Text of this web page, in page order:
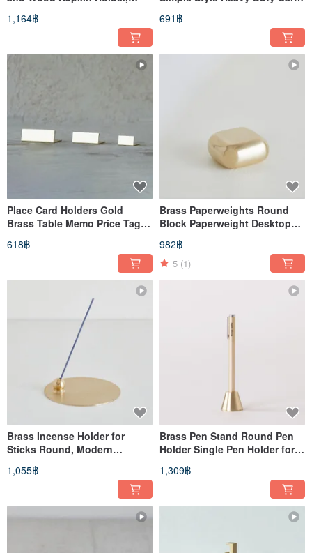
Standing Napkin Holders
1,164฿
Key Organizer
691฿
Place Card Holders Gold
Brass Table Memo Price Tags
Reception Party Photo
618฿
Brass Paperweights Round
Block Paperweight Desktop
Home Office Decoration, Gold
982฿
5 (1)
Brass Incense Holder for
Sticks Round, Modern
Incense Burner Holder
1,055฿
Brass Pen Stand Round Pen
Holder Single Pen Holder for
Desk Desktop with Pen
1,309฿